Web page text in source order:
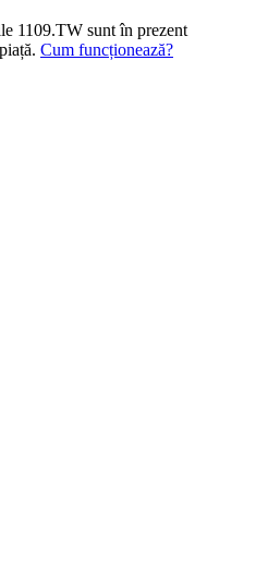
1109.TW sunt în prezent
Cum funcționează?